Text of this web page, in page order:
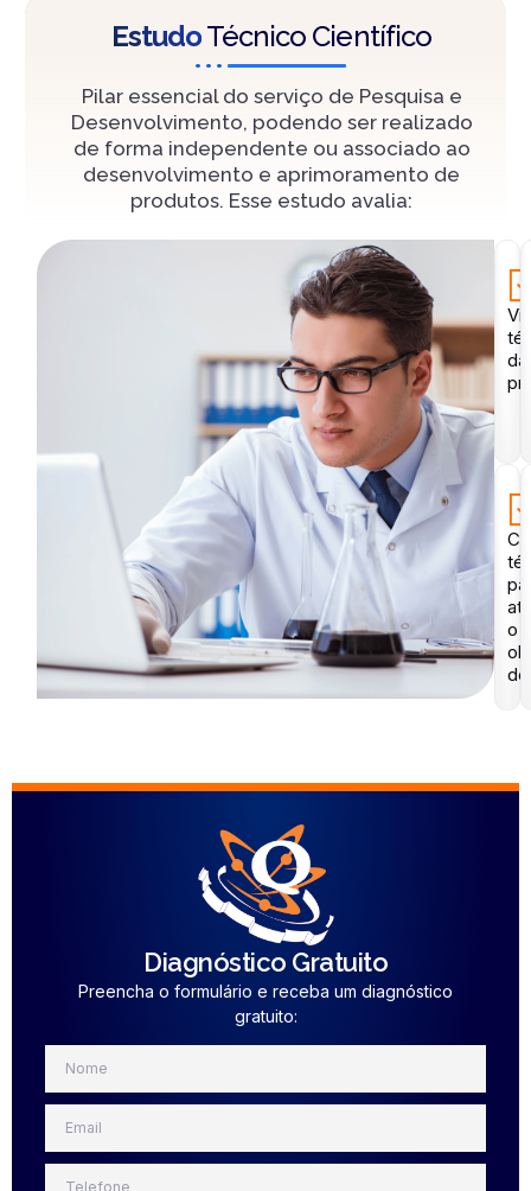
EstudoTécnico Científico
Pilar essencial do serviço de Pesquisa e
Desenvolvimento, podendo ser realizado
de forma independente ou associado ao
desenvolvimento e aprimoramento de
produtos. Esse estudo avalia:
da
o
Diagnóstico Gratuito
Preencha o formulário e receba um diagnóstico
gratuito: